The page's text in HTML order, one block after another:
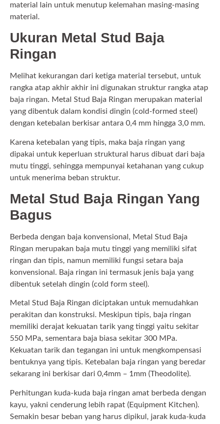
material lain untuk menutup kelemahan masing-masing
material.
Ukuran Metal Stud Baja
Ringan
Melihat kekurangan dari ketiga material tersebut, untuk
rangka atap akhir akhir ini digunakan struktur rangka atap
baja ringan. Metal Stud Baja Ringan merupakan material
yang dibentuk dalam kondisi dingin (cold-formed steel)
dengan ketebalan berkisar antara 0,4 mm hingga 3,0 mm.
Karena ketebalan yang tipis, maka baja ringan yang
dipakai untuk keperluan struktural harus dibuat dari baja
mutu tinggi, sehingga mempunyai ketahanan yang cukup
untuk menerima beban struktur.
Metal Stud Baja Ringan Yang
Bagus
Berbeda dengan baja konvensional, Metal Stud Baja
Ringan merupakan baja mutu tinggi yang memiliki sifat
ringan dan tipis, namun memiliki fungsi setara baja
konvensional. Baja ringan ini termasuk jenis baja yang
dibentuk setelah dingin (cold form steel).
Metal Stud Baja Ringan diciptakan untuk memudahkan
perakitan dan konstruksi. Meskipun tipis, baja ringan
memiliki derajat kekuatan tarik yang tinggi yaitu sekitar
550 MPa, sementara baja biasa sekitar 300 MPa.
Kekuatan tarik dan tegangan ini untuk mengkompensasi
bentuknya yang tipis. Ketebalan baja ringan yang beredar
sekarang ini berkisar dari 0,4mm – 1mm (Theodolite).
Perhitungan kuda-kuda baja ringan amat berbeda dengan
kayu, yakni cenderung lebih rapat (Equipment Kitchen).
Semakin besar beban yang harus dipikul, jarak kuda-kuda